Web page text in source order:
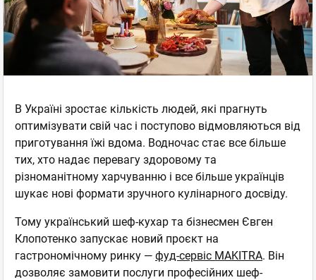
В Україні зростає кількість людей, які прагнуть
оптимізувати свій час і поступово відмовляються від
приготування їжі вдома. Водночас стає все більше
тих, хто надає перевагу здоровому та
різноманітному харчуванню і все більше українців
шукає нові формати зручного кулінарного досвіду.
Тому український шеф-кухар та бізнесмен Євген
Клопотенко запускає новий проєкт на
гастрономічному ринку — фуд-сервіс MAKITRA. Він
дозволяє замовити послуги професійних шеф-